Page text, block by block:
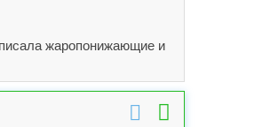
жаропонижающие и